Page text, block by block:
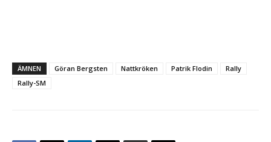
ÄMNEN Göran Bergsten Nattkröken Patrik Flodin
Rally
Rally-SM